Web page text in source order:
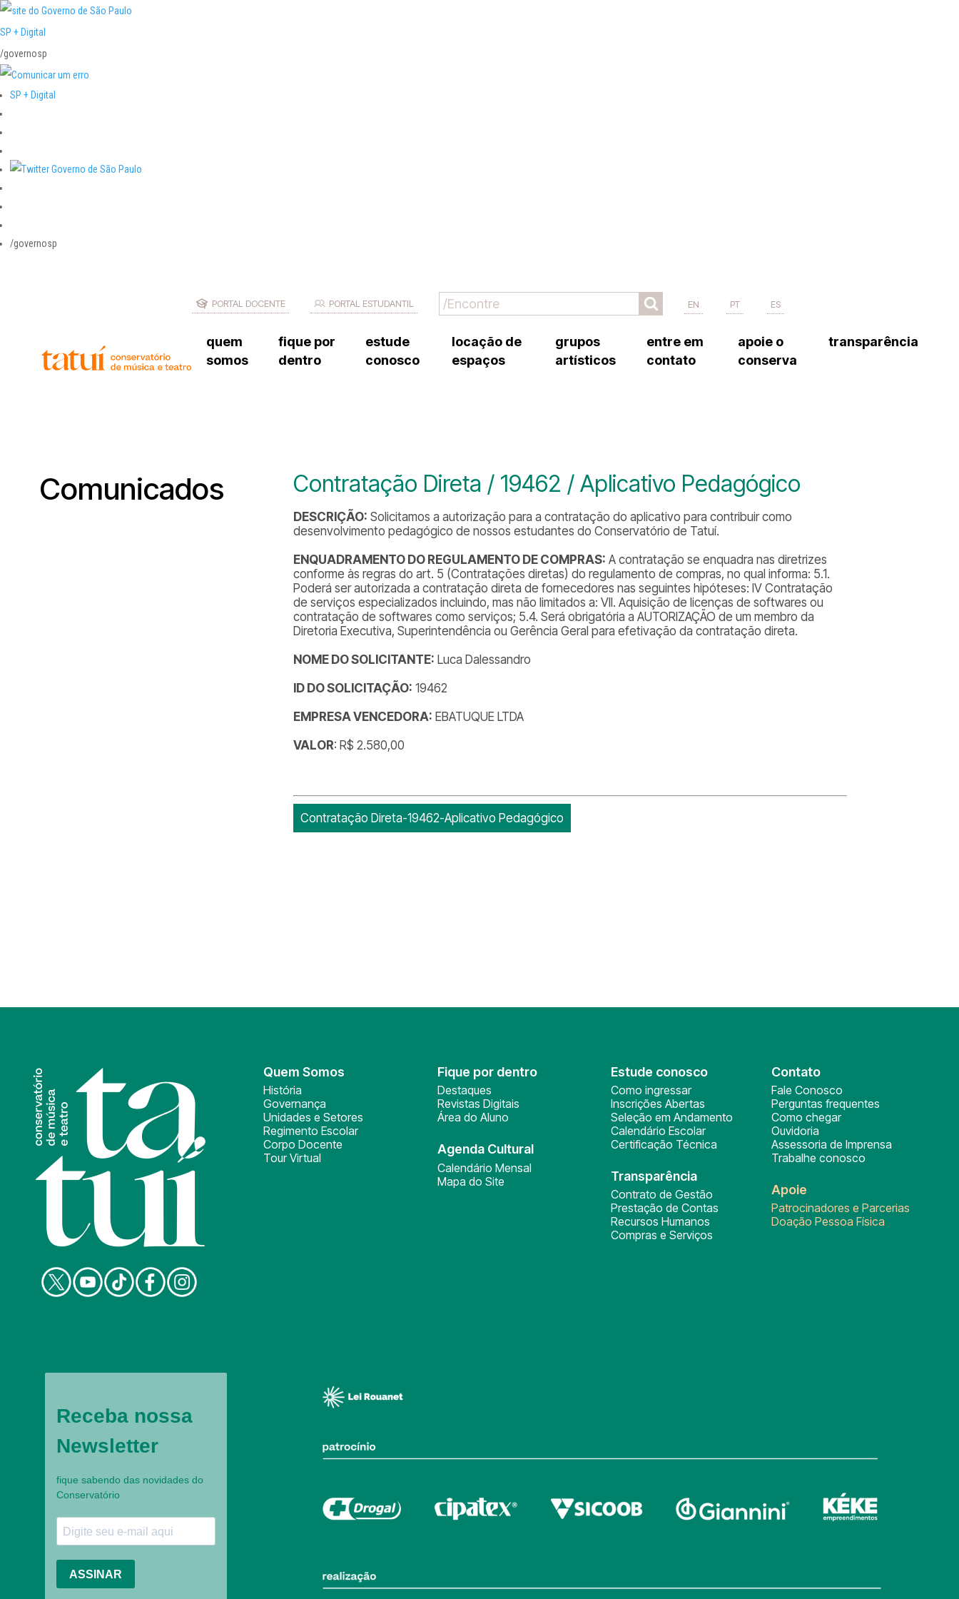
SP + Digital
/governosp
SP + Digital
/governosp
PORTAL DOCENTE PORTAL ESTUDANTIL EN PT ES
quem
somos
fique por
dentro
estude
conosco
locação de
espaços
grupos
artísticos
entre em
contato
assessoria de imprensa
trabalhe conosco
apoie o
conserva
transparência
Comunicados Contratação Direta / 19462 / Aplicativo Pedagógico
DESCRIÇÃO: Solicitamos a autorização para a contratação do aplicativo para contribuir como
desenvolvimento pedagógico de nossos estudantes do Conservatório de Tatuí.
ENQUADRAMENTO DO REGULAMENTO DE COMPRAS: A contratação se enquadra nas diretrizes
conforme às regras do art. 5 (Contratações diretas) do regulamento de compras, no qual informa: 5.1.
Poderá ser autorizada a contratação direta de fornecedores nas seguintes hipóteses: IV Contratação
de serviços especializados incluindo, mas não limitados a: VII. Aquisição de licenças de softwares ou
contratação de softwares como serviços; 5.4. Será obrigatória a AUTORIZAÇÃO de um membro da
Diretoria Executiva, Superintendência ou Gerência Geral para efetivação da contratação direta.
NOME DO SOLICITANTE: Luca Dalessandro
ID DO SOLICITAÇÃO: 19462
EMPRESA VENCEDORA: EBATUQUE LTDA
VALOR: R$ 2.580,00
Contratação Direta-19462-Aplicativo Pedagógico
Quem Somos
História
Governança
Unidades e Setores
Regimento Escolar
Corpo Docente
Tour Virtual
Fique por dentro
Destaques
Revistas Digitais
Área do Aluno
Agenda Cultural
Calendário Mensal
Mapa do Site
Estude conosco
Como ingressar
Inscrições Abertas
Seleção em Andamento
Calendário Escolar
Certificação Técnica
Transparência
Contrato de Gestão
Prestação de Contas
Recursos Humanos
Compras e Serviços
Contato
Fale Conosco
Perguntas frequentes
Como chegar
Ouvidoria
Assessoria de Imprensa
Trabalhe conosco
Apoie
Patrocinadores e Parcerias
Doação Pessoa Física